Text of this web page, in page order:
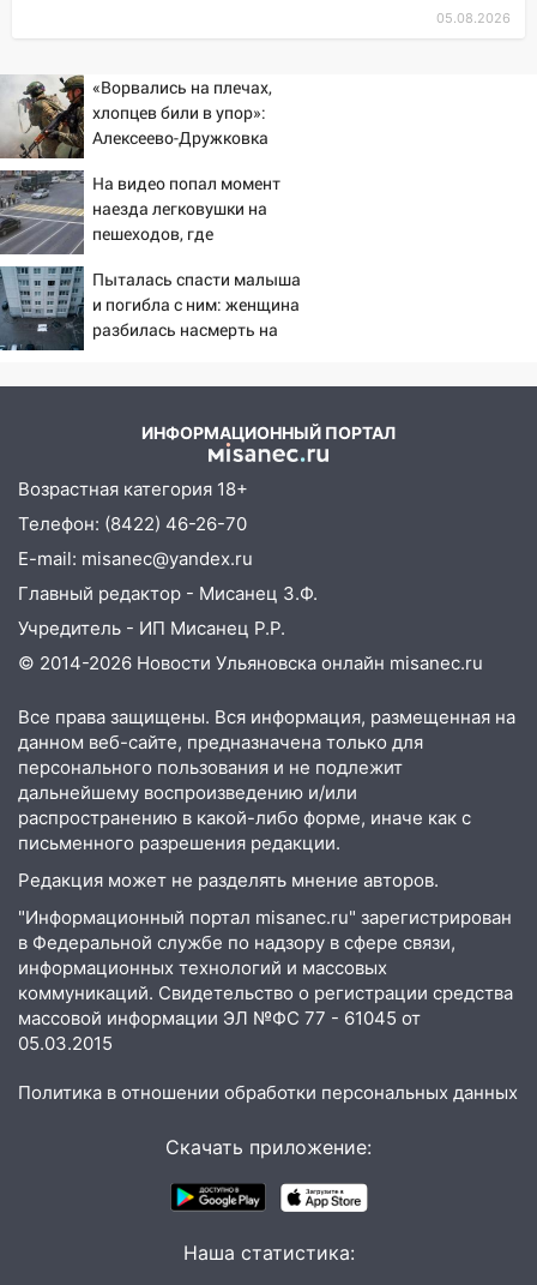
сообщницу мошенников
16:12
Едва не перерезал горло: в
Вешкайме посиделки с судимым
знакомым закончились для женщины
больницей
16:06
18-летняя девушка без прав
перевернулась на мопеде и попала в
больницу
15:59
Ульяновец отдал более 14
На «кольце» кроссовер сбил 18-
летнего мопедиста
15:00
В Ульяновске после тройного ДТП
госпитализировали 25-летнего байкера
14:32 На Ульяновскую область
надвигается жара
14:08 Пешеход переходил по «зебре»:
подробности серьезной аварии на
Фруктовой
13:30 В Димитровграде на улице
Трудовой горело здание
13:00 Водитель без прав врезался в
припаркованный автомобиль
12:37
Переезжал «зебру» на
велосипеде и попал под колеса
12:18 Вспыхнул изнутри: в
Железнодорожном районе горела дача
11:33 В Засвияжье под колёса авто
11:17
В Радищевском районе сгорели
Губернатор Ульяновской области:
уничтожено четыре беспилотника в
05.08.2026
«Ворвались на плечах,
хлопцев били в упор»:
Алексеево-Дружковка
«птах Мадьяра»
На видео попал момент
наезда легковушки на
пешеходов, где
восемь человек
06/08/2026 – Новости
Пыталась спасти малыша
и погибла с ним: женщина
разбилась насмерть на
ИНФОРМАЦИОННЫЙ ПОРТАЛ
Возрастная категория 18+
Телефон: (8422) 46-26-70
E-mail: misanec@yandex.ru
Главный редактор - Мисанец З.Ф.
Учредитель - ИП Мисанец Р.Р.
© 2014-2026 Новости Ульяновска онлайн misanec.ru
Все права защищены. Вся информация, размещенная на
данном веб-сайте, предназначена только для
персонального пользования и не подлежит
дальнейшему воспроизведению и/или
распространению в какой-либо форме, иначе как с
письменного разрешения редакции.
Редакция может не разделять мнение авторов.
"Информационный портал misanec.ru" зарегистрирован
в Федеральной службе по надзору в сфере связи,
информационных технологий и массовых
коммуникаций. Свидетельство о регистрации средства
массовой информации ЭЛ №ФС 77 - 61045 от
05.03.2015
Политика в отношении обработки персональных данных
Скачать приложение:
Наша статистика: